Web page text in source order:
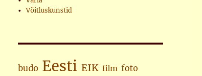
Võitluskunstid
budo Eesti EIK film foto